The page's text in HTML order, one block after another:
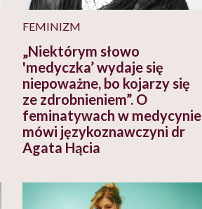
FEMINIZM
„Niektórym słowo
'medyczka’ wydaje się
niepoważne, bo kojarzy się
ze zdrobnieniem”. O
feminatywach w medycynie
mówi językoznawczyni dr
Agata Hącia